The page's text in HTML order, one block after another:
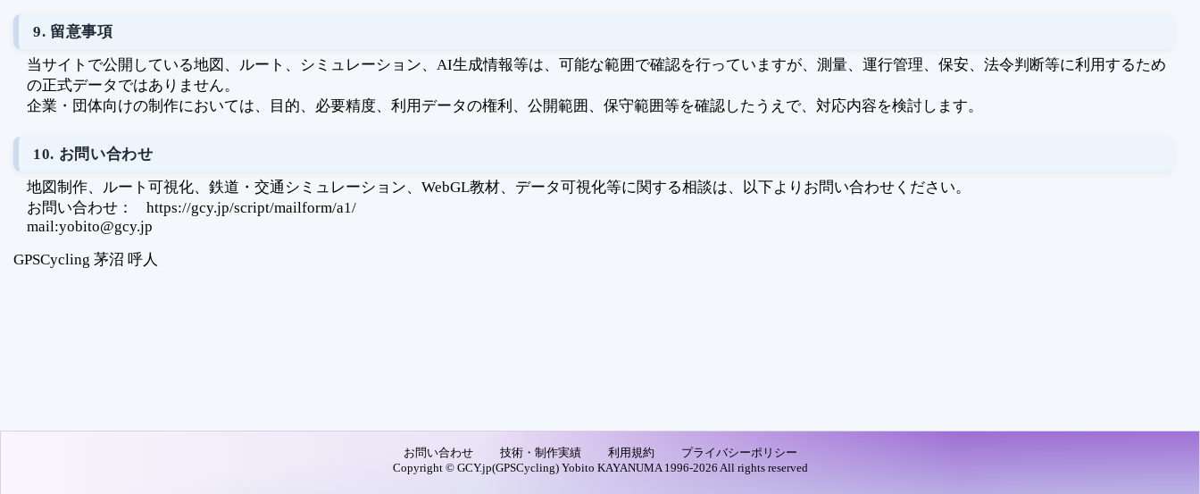
9. 留意事項
当サイトで公開している地図、ルート、シミュレーション、AI生成情報等は、可能な範囲で確認を行っていますが、測量、運行管理、保安、法令判断等に利用するため
の正式データではありません。
企業・団体向けの制作においては、目的、必要精度、利用データの権利、公開範囲、保守範囲等を確認したうえで、対応内容を検討します。
10. お問い合わせ
地図制作、ルート可視化、鉄道・交通シミュレーション、WebGL教材、データ可視化等に関する相談は、以下よりお問い合わせください。
お問い合わせ：
https://gcy.jp/script/mailform/a1/
mail:yobito@gcy.jp
GPSCycling 茅沼 呼人
お問い合わせ 技術・制作実績 利用規約
プライバシーポリシー
Copyright © GCY.jp(GPSCycling) Yobito KAYANUMA 1996-2026 All rights reserved